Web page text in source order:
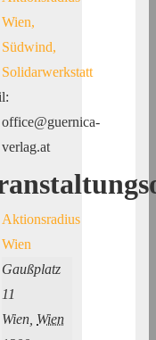
Wien,
Südwind,
Solidarwerkstatt
office@guernica-
verlag.at
Aktionsradius
Wien
Gaußplatz
11
Wien Wien